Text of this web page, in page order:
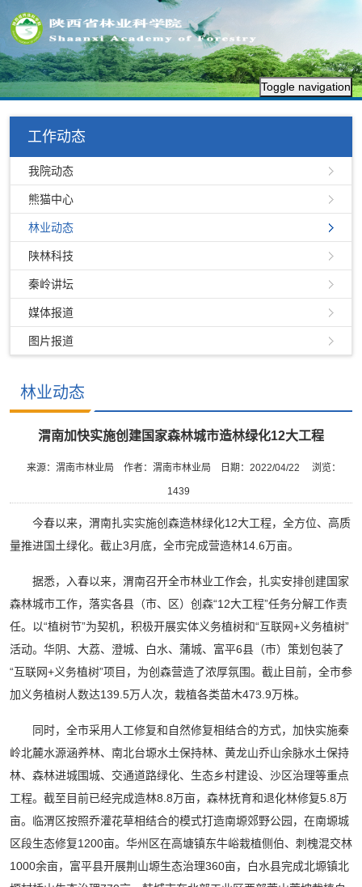
Toggle navigation
工作动态
我院动态
熊猫中心
林业动态
陕林科技
秦岭讲坛
媒体报道
图片报道
林业动态
渭南加快实施创建国家森林城市造林绿化12大工程
来源：渭南市林业局 作者：渭南市林业局 日期：2022/04/22 浏览：
1439
今春以来，渭南扎实实施创森造林绿化12大工程，全方位、高质
量推进国土绿化。截止3月底，全市完成营造林14.6万亩。
据悉，入春以来，渭南召开全市林业工作会，扎实安排创建国家
森林城市工作，落实各县（市、区）创森“12大工程”任务分解工作责
任。以“植树节”为契机，积极开展实体义务植树和“互联网+义务植树”
活动。华阴、大荔、澄城、白水、蒲城、富平6县（市）策划包装了
“互联网+义务植树”项目，为创森营造了浓厚氛围。截止目前，全市参
加义务植树人数达139.5万人次，栽植各类苗木473.9万株。
同时，全市采用人工修复和自然修复相结合的方式，加快实施秦
岭北麓水源涵养林、南北台塬水土保持林、黄龙山乔山余脉水土保持
林、森林进城围城、交通道路绿化、生态乡村建设、沙区治理等重点
工程。截至目前已经完成造林8.8万亩，森林抚育和退化林修复5.8万
亩。临渭区按照乔灌花草相结合的模式打造南塬郊野公园，在南塬城
区段生态修复1200亩。华州区在高塘镇东牛峪栽植侧伯、刺槐混交林
1000余亩，富平县开展荆山塬生态治理360亩，白水县完成北塬镇北